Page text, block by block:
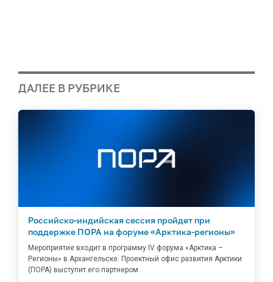
ДАЛЕЕ В РУБРИКЕ
Российско-индийская сессия пройдет при
поддержке ПОРА на форуме «Арктика-регионы»
Мероприятие входит в программу IV форума «Арктика –
Регионы» в Архангельске. Проектный офис развития Арктики
(ПОРА) выступит его партнером.